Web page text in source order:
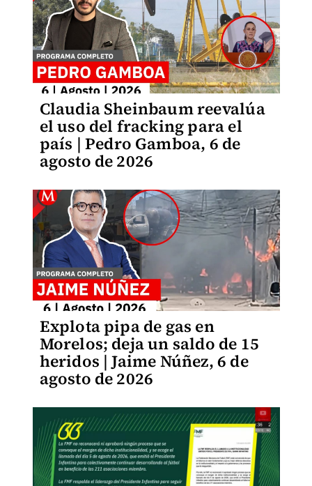
Claudia Sheinbaum reevalúa
el uso del fracking para el
país | Pedro Gamboa, 6 de
agosto de 2026
Explota pipa de gas en
Morelos; deja un saldo de 15
heridos | Jaime Núñez, 6 de
agosto de 2026